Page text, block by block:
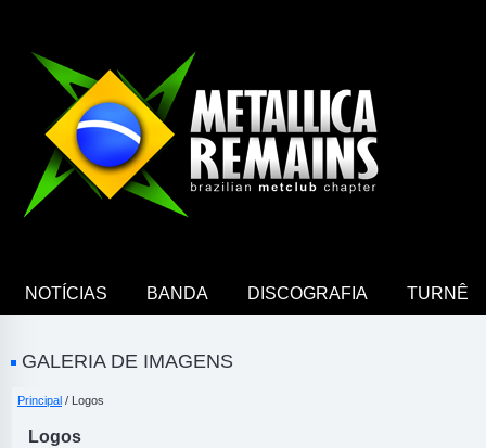
NOTÍCIAS BANDA DISCOGRAFIA TURNÊ
GALERIA DE IMAGENS
Principal / Logos
Logos